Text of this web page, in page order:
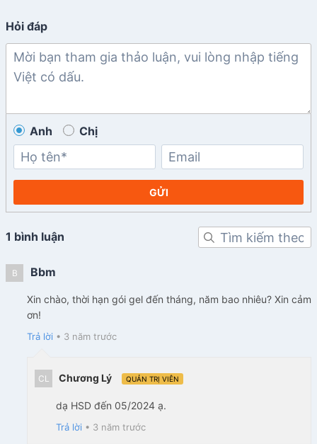
Hỏi đáp
Anh Chị
GỬI
1 bình luận
B Bbm
Xin chào, thời hạn gói gel đến tháng, năm bao nhiêu? Xin cảm
ơn!
Trả lời • 3 năm trước
CL Chương Lý QUẢN TRỊ VIÊN
dạ HSD đến 05/2024 ạ.
Trả lời • 3 năm trước